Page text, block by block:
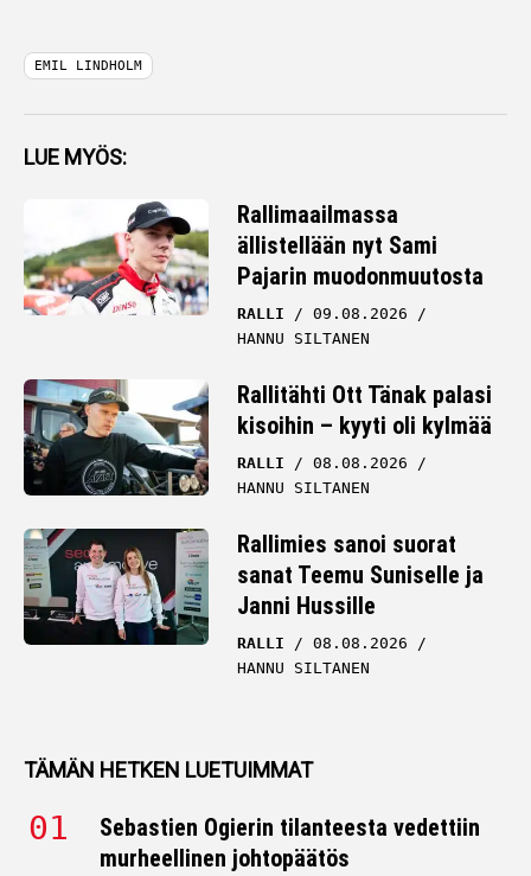
EMIL LINDHOLM
LUE MYÖS:
Rallimaailmassa
ällistellään nyt Sami
Pajarin muodonmuutosta
RALLI
09.08.2026
HANNU SILTANEN
Rallitähti Ott Tänak palasi
kisoihin – kyyti oli kylmää
RALLI
08.08.2026
HANNU SILTANEN
Rallimies sanoi suorat
sanat Teemu Suniselle ja
Janni Hussille
RALLI
08.08.2026
HANNU SILTANEN
TÄMÄN HETKEN LUETUIMMAT
Sebastien Ogierin tilanteesta vedettiin
murheellinen johtopäätös